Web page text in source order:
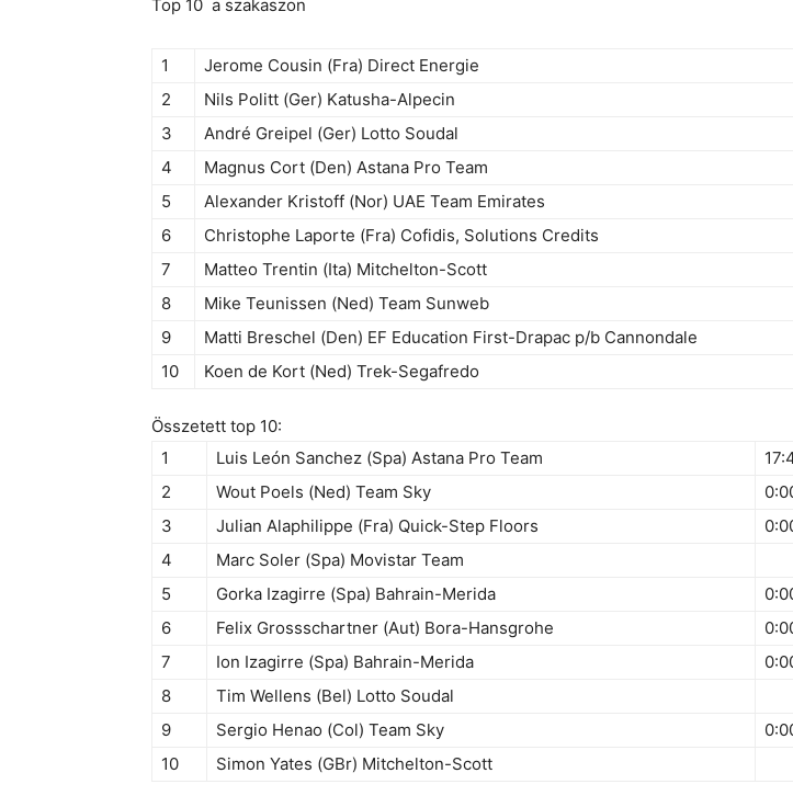
Top 10 a szakaszon
1 Jerome Cousin (Fra) Direct Energie
2
Nils Politt (Ger) Katusha-Alpecin
3
André Greipel (Ger) Lotto Soudal
4
Magnus Cort (Den) Astana Pro Team
5
Alexander Kristoff (Nor) UAE Team Emirates
6
Christophe Laporte (Fra) Cofidis, Solutions Credits
7
Matteo Trentin (Ita) Mitchelton-Scott
8
Mike Teunissen (Ned) Team Sunweb
9
Matti Breschel (Den) EF Education First-Drapac p/b Cannondale
10
Koen de Kort (Ned) Trek-Segafredo
Összetett top 10:
1
Luis León Sanchez (Spa) Astana Pro Team
2
Wout Poels (Ned) Team Sky
3
Julian Alaphilippe (Fra) Quick-Step Floors
4
Marc Soler (Spa) Movistar Team
5
Gorka Izagirre (Spa) Bahrain-Merida
6
Felix Grossschartner (Aut) Bora-Hansgrohe
7
Ion Izagirre (Spa) Bahrain-Merida
8
Tim Wellens (Bel) Lotto Soudal
9
Sergio Henao (Col) Team Sky
10
Simon Yates (GBr) Mitchelton-Scott